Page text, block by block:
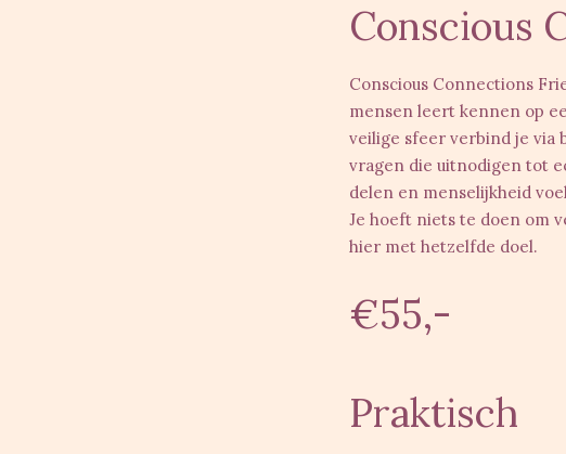
Conscious
Conscious Connections
mensen leert kennen op
veilige sfeer verbind je via
vragen die uitnodigen tot
delen en menselijkheid
Je hoeft niets te doen om
hier met hetzelfde doel.
€55,-
Praktisch